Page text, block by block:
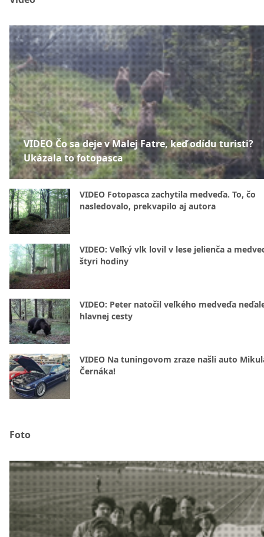
VIDEO Čo sa deje v Malej Fatre, keď odídu turisti?
Ukázala to fotopasca
VIDEO Fotopasca zachytila medveďa. To, čo
nasledovalo, prekvapilo aj autora
VIDEO: Veľký vlk lovil v lese jelienča a
štyri hodiny
VIDEO: Peter natočil veľkého medveďa
hlavnej cesty
VIDEO Na tuningovom zraze našli auto
Černáka!
Foto